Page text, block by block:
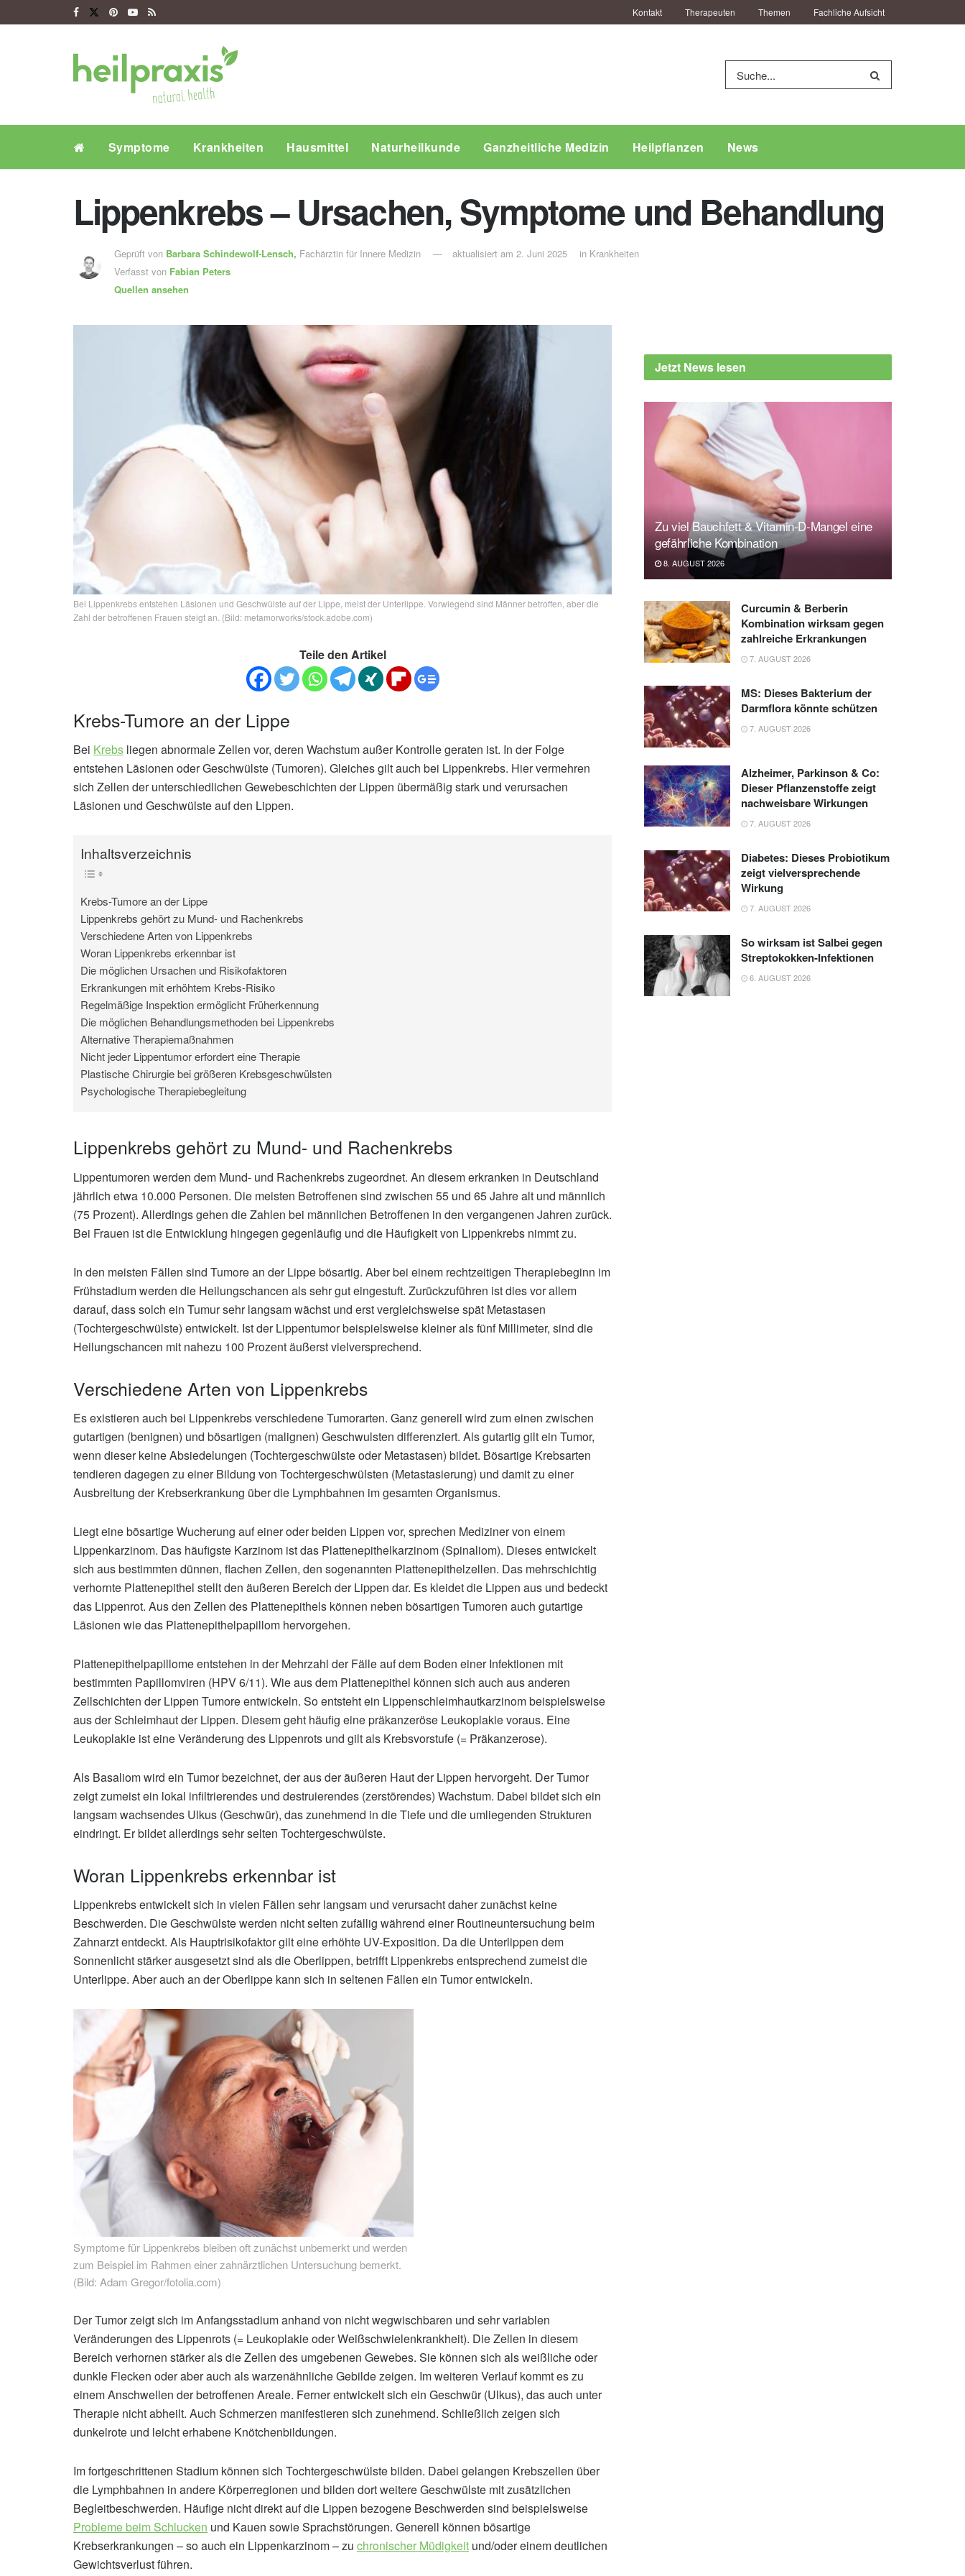
Kontakt Therapeuten Themen Fachliche Aufsicht
Symptome Krankheiten Hausmittel Naturheilkunde Ganzheitliche Medizin Heilpflanzen News
Lippenkrebs – Ursachen, Symptome und Behandlung
Geprüft von Barbara Schindewolf-Lensch, Fachärztin für Innere Medizin
Verfasst von Fabian Peters
Quellen ansehen
aktualisiert am 2. Juni 2025 in Krankheiten
Bei Lippenkrebs entstehen Läsionen und Geschwülste auf der Lippe, meist der Unterlippe. Vorwiegend sind Männer betroffen, aber die
Zahl der betroffenen Frauen steigt an. (Bild: metamorworks/stock.adobe.com)
Teile den Artikel
Krebs-Tumore an der Lippe
Bei Krebs liegen abnormale Zellen vor, deren Wachstum außer Kontrolle geraten ist. In der Folge
entstehen Läsionen oder Geschwülste (Tumoren). Gleiches gilt auch bei Lippenkrebs. Hier vermehren
sich Zellen der unterschiedlichen Gewebeschichten der Lippen übermäßig stark und verursachen
Läsionen und Geschwülste auf den Lippen.
Inhaltsverzeichnis
Krebs-Tumore an der Lippe
Lippenkrebs gehört zu Mund- und Rachenkrebs
Verschiedene Arten von Lippenkrebs
Woran Lippenkrebs erkennbar ist
Die möglichen Ursachen und Risikofaktoren
Erkrankungen mit erhöhtem Krebs-Risiko
Regelmäßige Inspektion ermöglicht Früherkennung
Die möglichen Behandlungsmethoden bei Lippenkrebs
Alternative Therapiemaßnahmen
Nicht jeder Lippentumor erfordert eine Therapie
Plastische Chirurgie bei größeren Krebsgeschwülsten
Psychologische Therapiebegleitung
Lippenkrebs gehört zu Mund- und Rachenkrebs
Lippentumoren werden dem Mund- und Rachenkrebs zugeordnet. An diesem erkranken in Deutschland
jährlich etwa 10.000 Personen. Die meisten Betroffenen sind zwischen 55 und 65 Jahre alt und männlich
(75 Prozent). Allerdings gehen die Zahlen bei männlichen Betroffenen in den vergangenen Jahren zurück.
Bei Frauen ist die Entwicklung hingegen gegenläufig und die Häufigkeit von Lippenkrebs nimmt zu.
In den meisten Fällen sind Tumore an der Lippe bösartig. Aber bei einem rechtzeitigen Therapiebeginn im
Frühstadium werden die Heilungschancen als sehr gut eingestuft. Zurückzuführen ist dies vor allem
darauf, dass solch ein Tumur sehr langsam wächst und erst vergleichsweise spät Metastasen
(Tochtergeschwülste) entwickelt. Ist der Lippentumor beispielsweise kleiner als fünf Millimeter, sind die
Heilungschancen mit nahezu 100 Prozent äußerst vielversprechend.
Verschiedene Arten von Lippenkrebs
Es existieren auch bei Lippenkrebs verschiedene Tumorarten. Ganz generell wird zum einen zwischen
gutartigen (benignen) und bösartigen (malignen) Geschwulsten differenziert. Als gutartig gilt ein Tumor,
wenn dieser keine Absiedelungen (Tochtergeschwülste oder Metastasen) bildet. Bösartige Krebsarten
tendieren dagegen zu einer Bildung von Tochtergeschwülsten (Metastasierung) und damit zu einer
Ausbreitung der Krebserkrankung über die Lymphbahnen im gesamten Organismus.
Liegt eine bösartige Wucherung auf einer oder beiden Lippen vor, sprechen Mediziner von einem
Lippenkarzinom. Das häufigste Karzinom ist das Plattenepithelkarzinom (Spinaliom). Dieses entwickelt
sich aus bestimmten dünnen, flachen Zellen, den sogenannten Plattenepithelzellen. Das mehrschichtig
verhornte Plattenepithel stellt den äußeren Bereich der Lippen dar. Es kleidet die Lippen aus und bedeckt
das Lippenrot. Aus den Zellen des Plattenepithels können neben bösartigen Tumoren auch gutartige
Läsionen wie das Plattenepithelpapillom hervorgehen.
Plattenepithelpapillome entstehen in der Mehrzahl der Fälle auf dem Boden einer Infektionen mit
bestimmten Papillomviren (HPV 6/11). Wie aus dem Plattenepithel können sich auch aus anderen
Zellschichten der Lippen Tumore entwickeln. So entsteht ein Lippenschleimhautkarzinom beispielsweise
aus der Schleimhaut der Lippen. Diesem geht häufig eine präkanzeröse Leukoplakie voraus. Eine
Leukoplakie ist eine Veränderung des Lippenrots und gilt als Krebsvorstufe (= Präkanzerose).
Als Basaliom wird ein Tumor bezeichnet, der aus der äußeren Haut der Lippen hervorgeht. Der Tumor
zeigt zumeist ein lokal infiltrierendes und destruierendes (zerstörendes) Wachstum. Dabei bildet sich ein
langsam wachsendes Ulkus (Geschwür), das zunehmend in die Tiefe und die umliegenden Strukturen
eindringt. Er bildet allerdings sehr selten Tochtergeschwülste.
Woran Lippenkrebs erkennbar ist
Lippenkrebs entwickelt sich in vielen Fällen sehr langsam und verursacht daher zunächst keine
Beschwerden. Die Geschwülste werden nicht selten zufällig während einer Routineuntersuchung beim
Zahnarzt entdeckt. Als Hauptrisikofaktor gilt eine erhöhte UV-Exposition. Da die Unterlippen dem
Sonnenlicht stärker ausgesetzt sind als die Oberlippen, betrifft Lippenkrebs entsprechend zumeist die
Unterlippe. Aber auch an der Oberlippe kann sich in seltenen Fällen ein Tumor entwickeln.
Symptome für Lippenkrebs bleiben oft zunächst unbemerkt und werden
zum Beispiel im Rahmen einer zahnärztlichen Untersuchung bemerkt.
(Bild: Adam Gregor/fotolia.com)
Der Tumor zeigt sich im Anfangsstadium anhand von nicht wegwischbaren und sehr variablen
Veränderungen des Lippenrots (= Leukoplakie oder Weißschwielenkrankheit). Die Zellen in diesem
Bereich verhornen stärker als die Zellen des umgebenen Gewebes. Sie können sich als weißliche oder
dunkle Flecken oder aber auch als warzenähnliche Gebilde zeigen. Im weiteren Verlauf kommt es zu
einem Anschwellen der betroffenen Areale. Ferner entwickelt sich ein Geschwür (Ulkus), das auch unter
Therapie nicht abheilt. Auch Schmerzen manifestieren sich zunehmend. Schließlich zeigen sich
dunkelrote und leicht erhabene Knötchenbildungen.
Im fortgeschrittenen Stadium können sich Tochtergeschwülste bilden. Dabei gelangen Krebszellen über
die Lymphbahnen in andere Körperregionen und bilden dort weitere Geschwülste mit zusätzlichen
Begleitbeschwerden. Häufige nicht direkt auf die Lippen bezogene Beschwerden sind beispielsweise
Probleme beim Schlucken und Kauen sowie Sprachstörungen. Generell können bösartige
Krebserkrankungen – so auch ein Lippenkarzinom – zu chronischer Müdigkeit und/oder einem deutlichen
Gewichtsverlust führen.
Jetzt News lesen
Zu viel Bauchfett & Vitamin-D-Mangel eine
gefährliche Kombination
8. AUGUST 2026
Curcumin & Berberin
Kombination wirksam gegen
zahlreiche Erkrankungen
7. AUGUST 2026
MS: Dieses Bakterium der
Darmflora könnte schützen
7. AUGUST 2026
Alzheimer, Parkinson & Co:
Dieser Pflanzenstoffe zeigt
nachweisbare Wirkungen
7. AUGUST 2026
Diabetes: Dieses Probiotikum
zeigt vielversprechende
Wirkung
7. AUGUST 2026
So wirksam ist Salbei gegen
Streptokokken-Infektionen
6. AUGUST 2026